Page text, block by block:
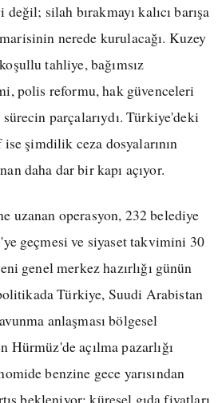
değil; silah bırakmayı kalıcı barışa
nerede kurulacağı. Kuzey
tahliye, bağımsız
polis reformu, hak güvenceleri
sürecin parçalarıydı. Türkiye'deki
şimdilik ceza dosyalarının
daha dar bir kapı açıyor.
uzanan operasyon, 232 belediye
geçmesi ve siyaset takvimini 30
genel merkez hazırlığı günün
Türkiye, Suudi Arabistan
anlaşması bölgesel
açılma pazarlığı
benzine gece yarısından
bekleniyor; küresel gıda fiyatları